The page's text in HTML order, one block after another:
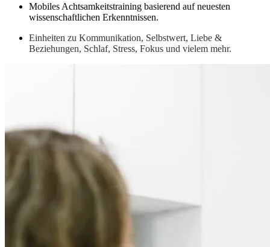
Mobiles Achtsamkeitstraining basierend auf neuesten
wissenschaftlichen Erkenntnissen.
Einheiten zu Kommunikation, Selbstwert, Liebe &
Beziehungen, Schlaf, Stress, Fokus und vielem mehr.